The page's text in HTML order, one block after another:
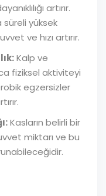
artırır.
süreli yüksek
ve hızı artırır.
Kalp ve
fiziksel aktiviteyi
egzersizler
Kasların belirli bir
miktarı ve bu